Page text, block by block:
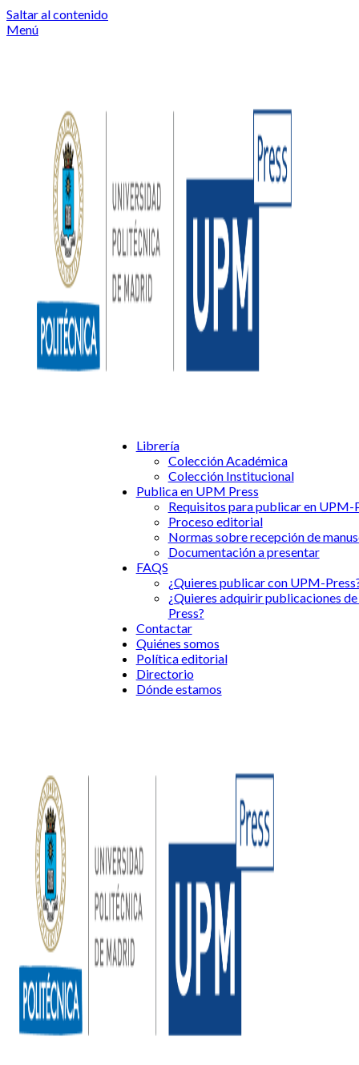
Saltar al contenido
Menú
Librería
Colección Académica
Colección Institucional
Publica en UPM Press
Requisitos para publicar en UPM-
Proceso editorial
Normas sobre recepción de
Documentación a presentar
FAQS
¿Quieres publicar con UPM-
¿Quieres adquirir publicaciones
Press?
Contactar
Quiénes somos
Política editorial
Directorio
Dónde estamos